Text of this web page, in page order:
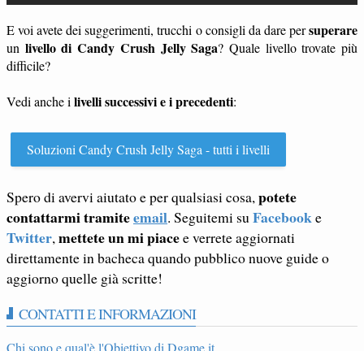
E voi avete dei suggerimenti, trucchi o consigli da dare persuperare
un livello di Candy Crush Jelly Saga? Quale livello trovate più
difficile?
Vedi anche i livelli successivi e i precedenti:
Soluzioni Candy Crush Jelly Saga - tutti i livelli
Spero di avervi aiutato e per qualsiasi cosa,potete
contattarmi tramiteemail. Seguitemi suFacebooke
Twitter,mettete un mi piacee verrete aggiornati
direttamente in bacheca quando pubblico nuove guide o
aggiorno quelle già scritte!
CONTATTI E INFORMAZIONI
Chi sono e qual'è l'Obiettivo di Dgame.it